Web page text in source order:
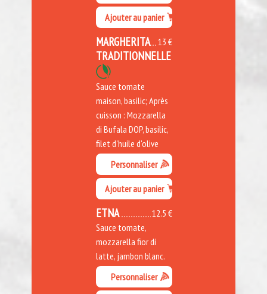
Ajouter au panier
13 €
MARGHERITA
TRADITIONNELLE
Sauce tomate
maison, basilic; Après
cuisson : Mozzarella
di Bufala DOP, basilic,
filet d'huile d'olive
Personnaliser
Ajouter au panier
12.5 €
ETNA
Sauce tomate,
mozzarella fior di
latte, jambon blanc.
Personnaliser